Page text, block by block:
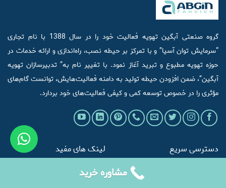
گروه صنعتی آبگین تهویه فعالیت خود را در سال 1388 با نام تجاری
“سرمایش توان آسیا” و با تمرکز بر حیطه نصب، راه‌اندازی و ارائه خدمات در
حوزه تهویه مطبوع و تبرید آغاز نمود. با تغییر نام به” تدبیرسازان تهویه
آبگین”، ضمن افزودن حیطه تولید به دامنه فعالیت‌هایش، توانست گام‌های
مؤثری را در خصوص توسعه کمی و کیفی فعالیت‌های خود بردارد.
دسترسی سریع لینک های مفید
مشتریان ما
مشاوره خرید